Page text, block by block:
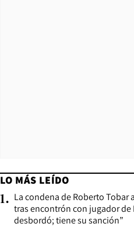
LO MÁS LEÍDO
1. La condena de Roberto Tobar
tras encontrón con jugador de
desbordó; tiene su sanción”